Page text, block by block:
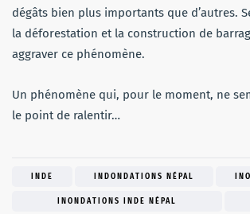
dégâts bien plus importants que d’autres.
la déforestation et la construction de
aggraver ce phénomène.
Un phénomène qui, pour le moment, ne
le point de ralentir…
INDE INDONDATIONS NÉPAL
INONDATIONS INDE NÉPAL